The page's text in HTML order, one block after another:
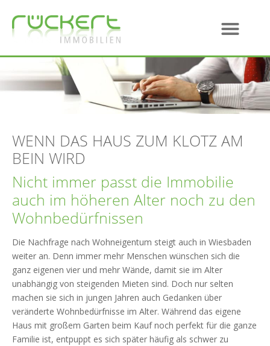
WENN DAS HAUS ZUM KLOTZ AM
BEIN WIRD
Nicht immer passt die Immobilie
auch im höheren Alter noch zu den
Wohnbedürfnissen
Die Nachfrage nach Wohneigentum steigt auch in Wiesbaden
weiter an. Denn immer mehr Menschen wünschen sich die
ganz eigenen vier und mehr Wände, damit sie im Alter
unabhängig von steigenden Mieten sind. Doch nur selten
machen sie sich in jungen Jahren auch Gedanken über
veränderte Wohnbedürfnisse im Alter. Während das eigene
Haus mit großem Garten beim Kauf noch perfekt für die ganze
Familie ist, entpuppt es sich später häufig als schwer zu